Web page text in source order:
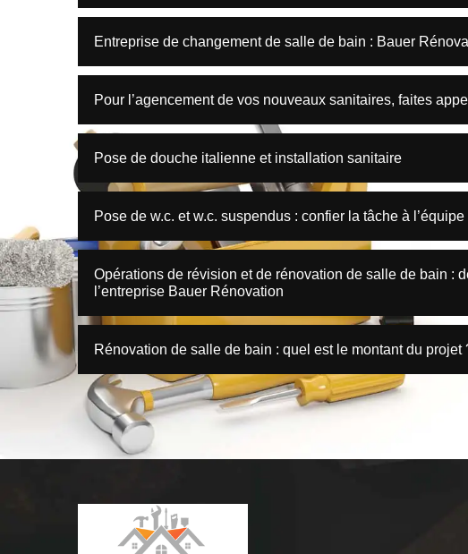
Entreprise de changement de salle de bain : Bauer
Pour l’agencement de vos nouveaux sanitaires, faites
Pose de douche italienne et installation sanitaire
Pose de w.c. et w.c. suspendus : confier la tâche à
Opérations de révision et de rénovation de salle de bain :
l’entreprise Bauer Rénovation
Rénovation de salle de bain : quel est le montant du projet